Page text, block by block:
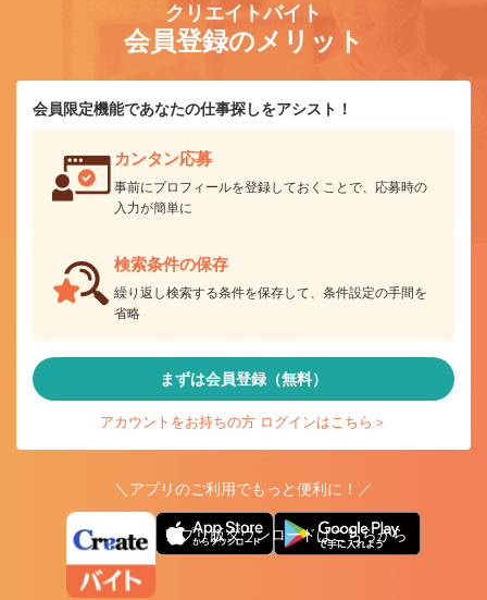
クリエイトバイト
会員登録のメリット
会員限定機能であなたの仕事探しをアシスト！
カンタン応募
事前にプロフィールを登録しておくことで、応募時の
入力が簡単に
検索条件の保存
繰り返し検索する条件を保存して、条件設定の手間を
省略
まずは会員登録（無料）
アカウントをお持ちの方 ログインはこちら＞
＼アプリのご利用でもっと便利に！／
アプリ版ダウンロードはこちらから